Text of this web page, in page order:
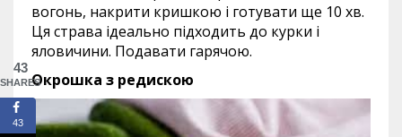
вогонь, накрити кришкою і готувати ще 10 хв.
Ця страва ідеально підходить до курки і
яловичини. Подавати гарячою.
Окрошка з редискою
43
SHARES
43